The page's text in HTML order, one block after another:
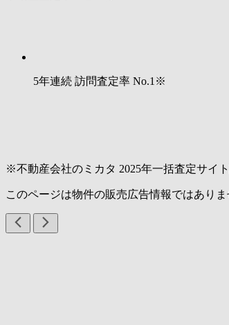
5年連続 訪問査定率 No.1 ※
※不動産会社のミカタ 2025年一括査定サイ
このページは物件の販売広告情報ではあり